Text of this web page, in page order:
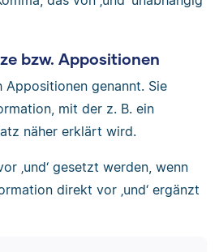
bzw. Appositionen
Appositionen genannt. Sie
mit der z. B. ein
näher erklärt wird.
‚und‘ gesetzt werden, wenn
direkt vor ‚und‘ ergänzt